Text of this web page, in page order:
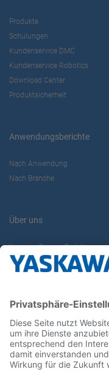
Produkte
Schulungen
Kundenservice DMC
Kundenservice Robotics
Download Center
Produktsicherheit
Anwendungsberichte
Nach Anwendung
Nach Branche
Über uns
Yaskawa Europe GmbH
Karriere
Newsletter